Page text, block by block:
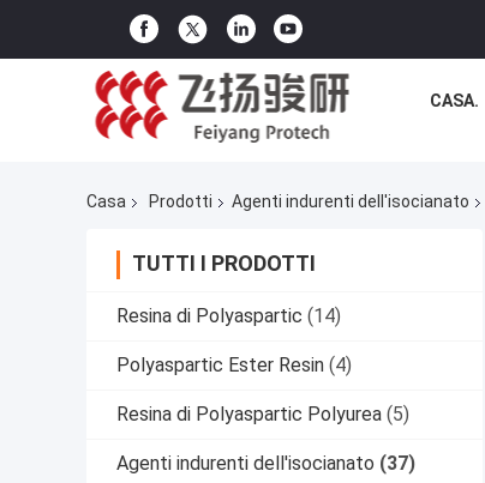
CASA.
Casa Prodotti Agenti indurenti dell'isocianato
TUTTI I PRODOTTI
Resina di Polyaspartic (14)
Polyaspartic Ester Resin (4)
Resina di Polyaspartic Polyurea (5)
Agenti indurenti dell'isocianato (37)